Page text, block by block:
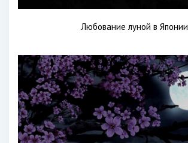
Любование луной в Японии